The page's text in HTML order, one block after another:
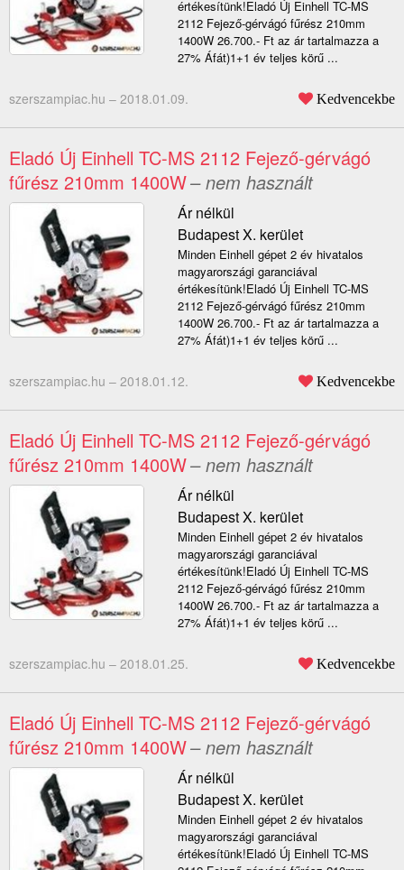
értékesítünk!Eladó Új Einhell TC-MS
2112 Fejező-gérvágó fűrész 210mm
1400W 26.700.- Ft az ár tartalmazza a
27% Áfát)1+1 év teljes körű ...
szerszampiac.hu – 2018.01.09. Kedvencekbe
Eladó Új Einhell TC-MS 2112 Fejező-gérvágó
fűrész 210mm 1400W– nem használt
Ár nélkül
Budapest X. kerület
Minden Einhell gépet 2 év hivatalos
magyarországi garanciával
értékesítünk!Eladó Új Einhell TC-MS
2112 Fejező-gérvágó fűrész 210mm
1400W 26.700.- Ft az ár tartalmazza a
27% Áfát)1+1 év teljes körű ...
szerszampiac.hu – 2018.01.12. Kedvencekbe
Eladó Új Einhell TC-MS 2112 Fejező-gérvágó
fűrész 210mm 1400W– nem használt
Ár nélkül
Budapest X. kerület
Minden Einhell gépet 2 év hivatalos
magyarországi garanciával
értékesítünk!Eladó Új Einhell TC-MS
2112 Fejező-gérvágó fűrész 210mm
1400W 26.700.- Ft az ár tartalmazza a
27% Áfát)1+1 év teljes körű ...
szerszampiac.hu – 2018.01.25. Kedvencekbe
Eladó Új Einhell TC-MS 2112 Fejező-gérvágó
fűrész 210mm 1400W– nem használt
Ár nélkül
Budapest X. kerület
Minden Einhell gépet 2 év hivatalos
magyarországi garanciával
értékesítünk!Eladó Új Einhell TC-MS